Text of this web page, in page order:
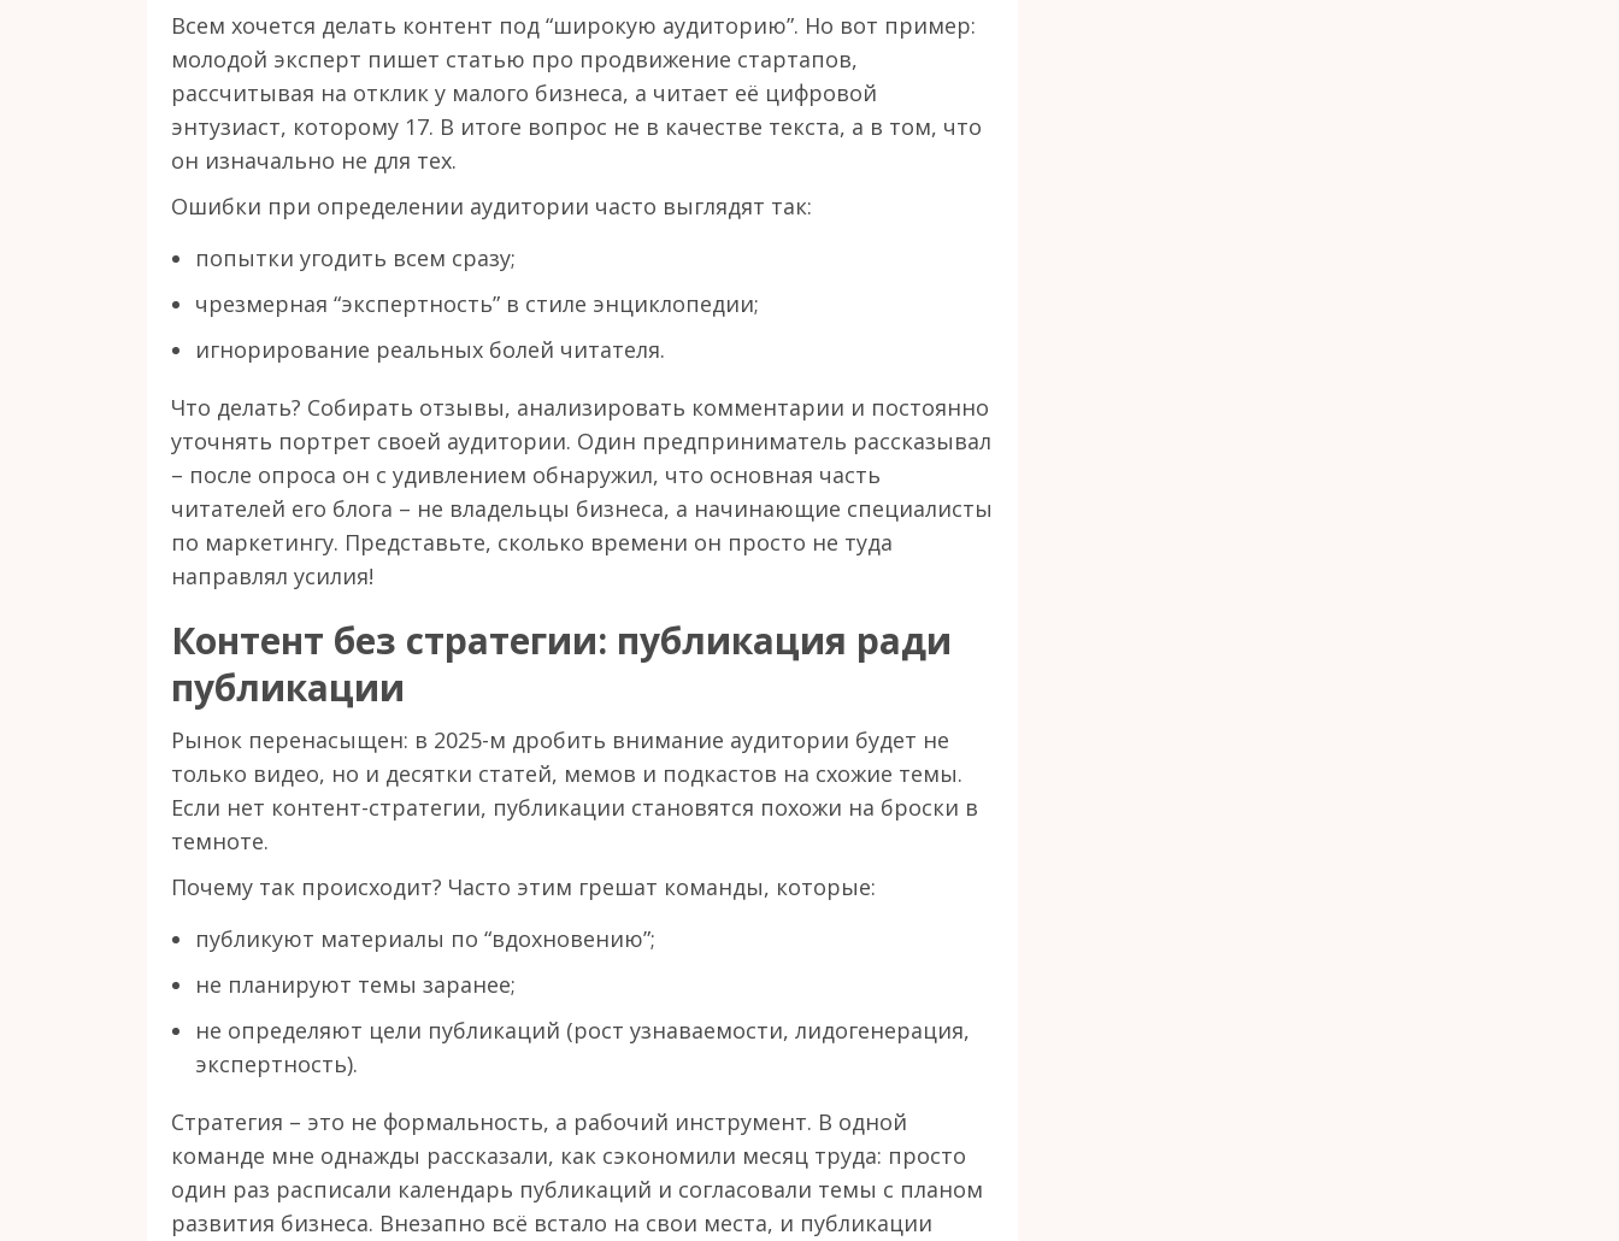
Всем хочется делать контент под “широкую аудиторию”. Но вот пример:
молодой эксперт пишет статью про продвижение стартапов,
рассчитывая на отклик у малого бизнеса, а читает её цифровой
энтузиаст, которому 17. В итоге вопрос не в качестве текста, а в том, что
он изначально не для тех.
Ошибки при определении аудитории часто выглядят так:
попытки угодить всем сразу;
чрезмерная “экспертность” в стиле энциклопедии;
игнорирование реальных болей читателя.
Что делать? Собирать отзывы, анализировать комментарии и постоянно
уточнять портрет своей аудитории. Один предприниматель рассказывал
– после опроса он с удивлением обнаружил, что основная часть
читателей его блога – не владельцы бизнеса, а начинающие специалисты
по маркетингу. Представьте, сколько времени он просто не туда
направлял усилия!
Контент без стратегии: публикация ради
публикации
Рынок перенасыщен: в 2025-м дробить внимание аудитории будет не
только видео, но и десятки статей, мемов и подкастов на схожие темы.
Если нет контент-стратегии, публикации становятся похожи на броски в
темноте.
Почему так происходит? Часто этим грешат команды, которые:
публикуют материалы по “вдохновению”;
не планируют темы заранее;
не определяют цели публикаций (рост узнаваемости, лидогенерация,
экспертность).
Стратегия – это не формальность, а рабочий инструмент. В одной
команде мне однажды рассказали, как сэкономили месяц труда: просто
один раз расписали календарь публикаций и согласовали темы с планом
развития бизнеса. Внезапно всё встало на свои места, и публикации